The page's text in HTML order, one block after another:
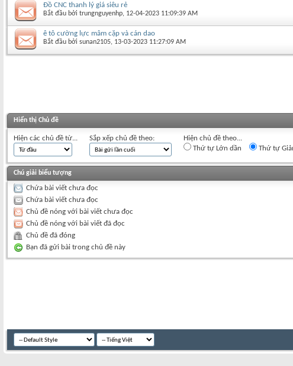
Đồ CNC thanh lý giá siêu rẻ
Bắt đầu bởi trungnguyenhp‎, 12-04-2023 11:09:39 AM
ê tô cường lực mâm cặp và cán dao
Bắt đầu bởi sunan2105‎, 13-03-2023 11:27:09 AM
Hiển thị Chủ đề
Hiện các chủ đề từ... Sắp xếp chủ đề theo:
Hiện chủ đề theo...
Thứ tự Lớn dần
Thứ tự
Chú giải biểu tượng
Chứa bài viết chưa đọc
Chứa bài viết chưa đọc
Chủ đề nóng với bài viết chưa đọc
Chủ đề nóng với bài viết đã đọc
Chủ đề đã đóng
Bạn đã gửi bài trong chủ đề này